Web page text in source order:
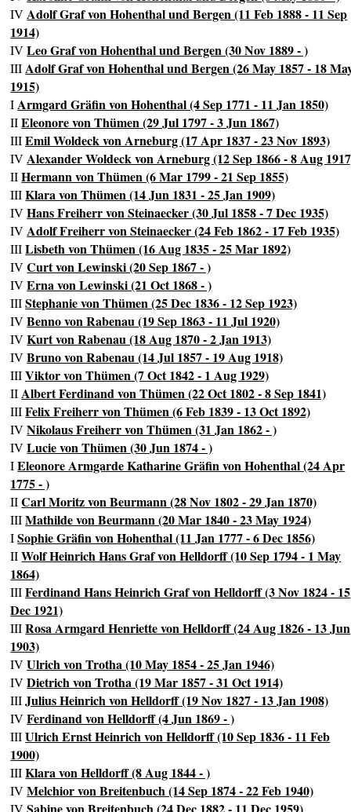
IVAdolf Graf von Hohenthal und Bergen (11 Feb 1888 - 11 Sep
1914)
IVLeo Graf von Hohenthal und Bergen (30 Nov 1889 - )
IIIAdolf Graf von Hohenthal und Bergen (26 May 1857 - 18
1915)
IArmgard Gräfin von Hohenthal (4 Sep 1771 - 11 Jan 1850)
IIEleonore von Thümen (29 Jul 1797 - 3 Jun 1867)
IIIEmil Woldeck von Arneburg (17 Apr 1837 - 23 Nov 1893)
IVAlexander Woldeck von Arneburg (12 Sep 1866 - 8 Aug
IIHermann von Thümen (6 Mar 1799 - 21 Sep 1855)
IIIKlara von Thümen (14 Jun 1831 - 25 Jan 1909)
IVHans Freiherr von Steinaecker (30 Jul 1858 - 7 Dec 1935)
IVAdolf Freiherr von Steinaecker (24 Feb 1862 - 17 Feb 1935)
IIILisbeth von Thümen (16 Aug 1835 - 25 Mar 1892)
IVCurt von Lewinski (20 Sep 1867 - )
IVErna von Lewinski (21 Oct 1868 - )
IIIStephanie von Thümen (25 Dec 1836 - 12 Sep 1923)
IVBenno von Rabenau (19 Sep 1863 - 11 Jul 1920)
IVKurt von Rabenau (18 Aug 1870 - 2 Jan 1913)
IVBruno von Rabenau (14 Jul 1857 - 19 Aug 1918)
IIIViktor von Thümen (7 Oct 1842 - 1 Aug 1929)
IIAlbert Ferdinand von Thümen (22 Oct 1802 - 8 Sep 1841)
IIIFelix Freiherr von Thümen (6 Feb 1839 - 13 Oct 1892)
IVNikolaus Freiherr von Thümen (31 Jan 1862 - )
IVLucie von Thümen (30 Jun 1874 - )
IEleonore Armgarde Katharine Gräfin von Hohenthal (24 Apr
1775 - )
IICarl Moritz von Beurmann (28 Nov 1802 - 29 Jan 1870)
IIIMathilde von Beurmann (20 Mar 1840 - 23 May 1924)
ISophie Gräfin von Hohenthal (11 Jan 1777 - 6 Dec 1856)
IIWolf Heinrich Hans Graf von Helldorff (10 Sep 1794 - 1 May
1864)
IIIFerdinand Hans Heinrich Graf von Helldorff (3 Nov 1824 - 15
Dec 1921)
IIIRosa Armgard Henriette von Helldorff (24 Aug 1826 - 13 Jun
1903)
IVUlrich von Trotha (10 May 1854 - 25 Jan 1946)
IVDietrich von Trotha (19 Mar 1857 - 31 Oct 1914)
IIIJulius Heinrich von Helldorff (19 Nov 1827 - 13 Jan 1908)
IVFerdinand von Helldorff (4 Jun 1869 - )
IIIUlrich Ernst Heinrich von Helldorff (10 Sep 1836 - 11 Feb
1900)
IIIKlara von Helldorff (8 Aug 1844 - )
IVMelchior von Breitenbuch (14 Sep 1874 - 22 Feb 1940)
IV